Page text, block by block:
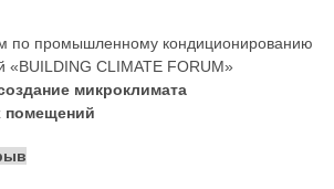
по промышленному кондиционированию
«BUILDING CLIMATE FORUM»
микроклимата
помещений